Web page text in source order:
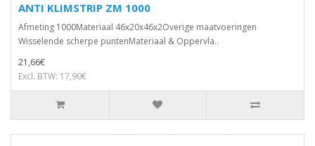
ANTI KLIMSTRIP ZM 1000
Afmeting 1000Materiaal 46x20x46x2Overige maatvoeringen
Wisselende scherpe puntenMateriaal & Oppervla..
21,66€
Excl. BTW: 17,90€